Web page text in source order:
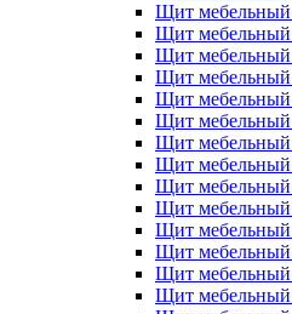
Щит мебельный
Щит мебельный
Щит мебельный
Щит мебельный
Щит мебельный
Щит мебельный
Щит мебельный
Щит мебельный
Щит мебельный
Щит мебельный
Щит мебельный
Щит мебельный
Щит мебельный
Щит мебельный